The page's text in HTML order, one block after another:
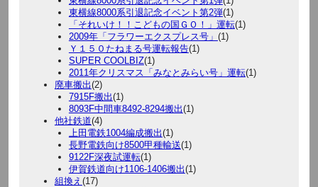
東横線8000系引退記念イベント第2弾(1)
「それいけ！！こどもの国ＧＯ！」運転(1)
2009年「フラワーエクスプレス号」 (1)
Ｙ１５０たねまる号運転報告(1)
SUPER COOLBIZ(1)
2011年クリスマス「みなとみらい号」運転(1)
廃車搬出(2)
7915F搬出(1)
8093F中間車8492-8294搬出(1)
他社鉄道(4)
上田電鉄1004編成搬出(1)
長野電鉄向け8500甲種輸送(1)
9122F深夜試運転(1)
伊賀鉄道向け1106-1406搬出(1)
組換え (17)